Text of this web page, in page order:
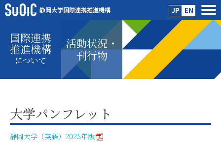
静岡大学国際連携推進機構 JP EN
国際連携
推進機構
について
活動状況・
刊行物
大学パンフレット
静岡大学（英語）2025年版